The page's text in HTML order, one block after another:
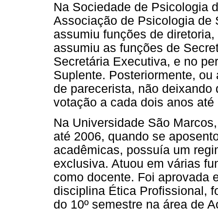
Na Sociedade de Psicologia
Associação de Psicologia de
assumiu funções de
assumiu as funções de
Secretária Executiva, e no
Suplente. Posteriormente,
de parecerista, não
votação a cada dois anos até
Na Universidade São
até 2006, quando se
acadêmicas, possuía um
exclusiva. Atuou em várias
como docente. Foi aprovada
disciplina Ética Profissional,
do 10º semestre na área de